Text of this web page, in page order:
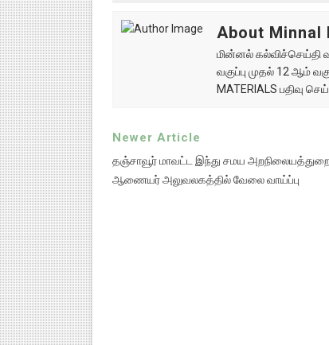
About Minnal
மின்னல் கல்விச்செய்தி
வகுப்பு முதல் 12 ஆம்
MATERIALS பதிவு
Newer Article
தஞ்சாவூர் மாவட்ட இந்து சமய
ஆணையர் அலுவலகத்தில் வேலை வாய்ப்பு